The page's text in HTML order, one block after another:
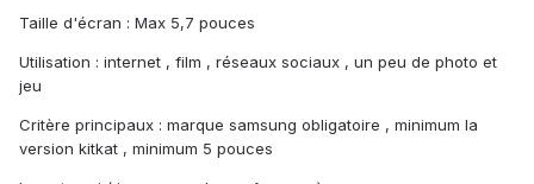
Taille d'écran : Max 5,7 pouces
Utilisation : internet , film , réseaux sociaux , un peu de photo et
jeu
Critère principaux : marque samsung obligatoire , minimum la
version kitkat , minimum 5 pouces